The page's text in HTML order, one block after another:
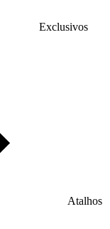
Exclusivos
Atalhos